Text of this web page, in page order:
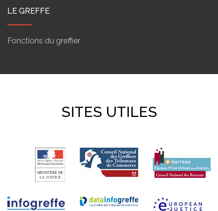
LE GREFFE
Fonctions du greffier
SITES UTILES